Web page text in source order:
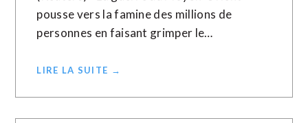
pousse vers la famine des millions de
personnes en faisant grimper le…
LIRE LA SUITE →